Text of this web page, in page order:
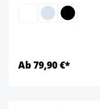
Ab 79,90 €*